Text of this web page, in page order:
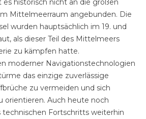
historisch nicht an die großen
Mittelmeerraum angebunden. Die
wurden hauptsächlich im 19. und
als dieser Teil des Mittelmeers
zu kämpfen hatte.
moderner Navigationstechnologien
das einzige zuverlässige
zu vermeiden und sich
orientieren. Auch heute noch
technischen Fortschritts weiterhin